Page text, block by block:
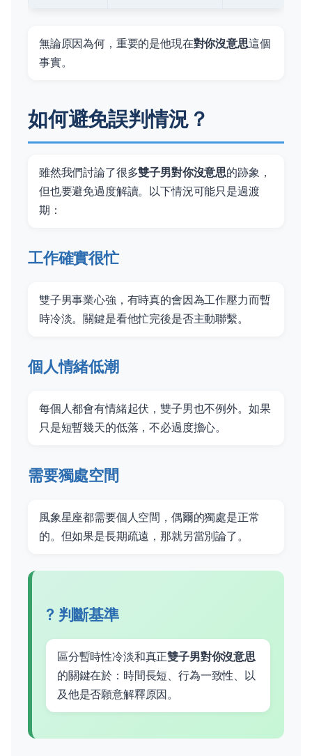
無論原因為何，重要的是他現在對你沒意思這個
事實。
如何避免誤判情況？
雖然我們討論了很多雙子男對你沒意思的跡象，
但也要避免過度解讀。以下情況可能只是過渡
期：
工作確實很忙
雙子男事業心強，有時真的會因為工作壓力而暫
時冷淡。關鍵是看他忙完後是否主動聯繫。
個人情緒低潮
每個人都會有情緒起伏，雙子男也不例外。如果
只是短暫幾天的低落，不必過度擔心。
需要獨處空間
風象星座都需要個人空間，偶爾的獨處是正常
的。但如果是長期疏遠，那就另當別論了。
? 判斷基準
區分暫時性冷淡和真正雙子男對你沒意思
的關鍵在於：時間長短、行為一致性、以
及他是否願意解釋原因。